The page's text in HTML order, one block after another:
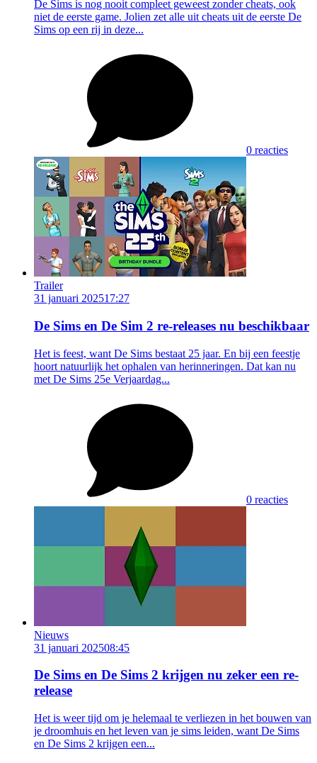
De Sims is nog nooit compleet geweest zonder cheats, ook
niet de eerste game. Jolien zet alle uit cheats uit de eerste De
Sims op een rij in deze...
0 reacties
Trailer
31 januari 202517:27
De Sims en De Sim 2 re-releases nu beschikbaar
Het is feest, want De Sims bestaat 25 jaar. En bij een feestje
hoort natuurlijk het ophalen van herinneringen. Dat kan nu
met De Sims 25e Verjaardag...
0 reacties
Nieuws
31 januari 202508:45
De Sims en De Sims 2 krijgen nu zeker een re-
release
Het is weer tijd om je helemaal te verliezen in het bouwen van
je droomhuis en het leven van je sims leiden, want De Sims
en De Sims 2 krijgen een...